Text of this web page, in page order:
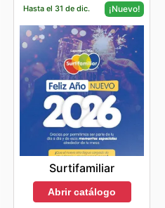
Hasta el 31 de dic. ¡Nuevo!
Surtifamiliar
Abrir catálogo